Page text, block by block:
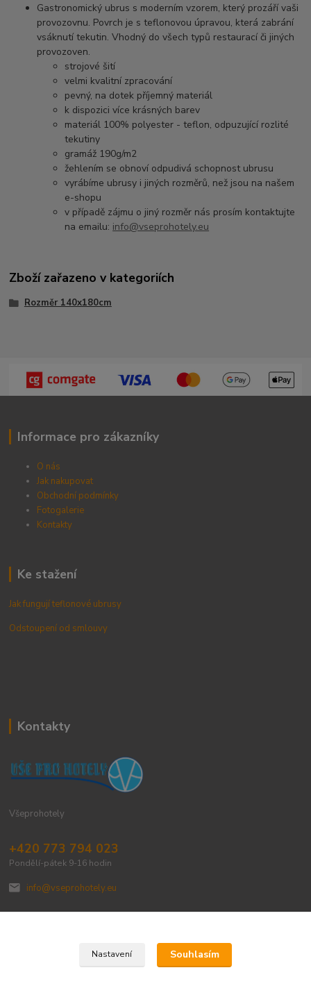
Gastronomický ubrus s moderním vzorem, který prozáří vaši
provozovnu. Povrch je s teflonovou úpravou, která zabrání
vsáknutí tekutin. Vhodný do všech typů restaurací či jiných
provozoven.
strojové šití
velmi kvalitní zpracování
pevný, na dotek příjemný materiál
k dispozici více krásných barev
materiál 100% polyester - teflon, odpuzující rozlité
tekutiny
gramáž 190g/m2
žehlením se obnoví odpudivá schopnost ubrusu
vyrábíme ubrusy i jiných rozměrů, než jsou na našem
e-shopu
v případě zájmu o jiný rozměr nás prosím kontaktujte
na emailu: info@vseprohotely.eu
Zboží zařazeno v kategoriích
Rozměr 140x180cm
Informace pro zákazníky
O nás
Jak nakupovat
Obchodní podmínky
Fotogalerie
Kontakty
Ke stažení
Jak fungují teflonové ubrusy
Odstoupení od smlouvy
Kontakty
Všeprohotely
+420 773 794 023
Pondělí-pátek 9-16 hodin
info@vseprohotely.eu
Upravit sběr cookies.
Nastavení Souhlasím